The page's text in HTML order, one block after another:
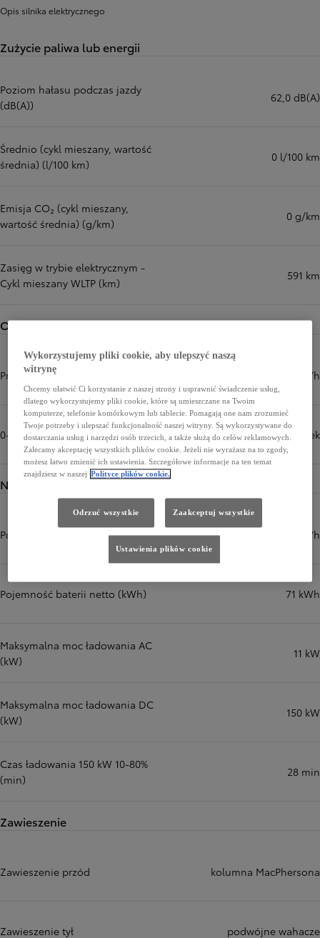
Opis silnika elektrycznego
Zużycie paliwa lub energii
Poziom hałasu podczas jazdy
(dB(A))
62,0 dB(A)
Średnio (cykl mieszany, wartość
średnia) (l/100 km)
0 l/100 km
Emisja CO₂ (cykl mieszany,
wartość średnia) (g/km)
0 g/km
Zasięg w trybie elektrycznym -
Cykl mieszany WLTP (km)
591 km
Osiągi
Prędkość maksymalna (km/h) 160 km/h
0-100 km/h (sek) 7,3 sek
Napęd
Pojemność baterii (kWh) 74,7 kWh
Pojemność baterii netto (kWh) 71 kWh
Maksymalna moc ładowania AC
(kW)
11 kW
Maksymalna moc ładowania DC
(kW)
150 kW
Czas ładowania 150 kW 10-80%
(min)
28 min
Zawieszenie
Zawieszenie przód kolumna MacPhersona
Zawieszenie tył podwójne wahacze
Wykorzystujemy pliki cookie, aby ulepszyć naszą
witrynę
Chcemy ułatwić Ci korzystanie z naszej strony i usprawnić świadczenie usług,
dlatego wykorzystujemy pliki cookie, które są umieszczane na Twoim
komputerze, telefonie komórkowym lub tablecie. Pomagają one nam zrozumieć
Twoje potrzeby i ulepszać funkcjonalność naszej witryny. Są wykorzystywane do
dostarczania usług i narzędzi osób trzecich, a także służą do celów reklamowych.
Zalecamy akceptację wszystkich plików cookie. Jeżeli nie wyrażasz na to zgody,
możesz łatwo zmienić ich ustawienia. Szczegółowe informacje na ten temat
znajdziesz w naszej Polityce plików cookie.
Odrzuć wszystkie Zaakceptuj wszystkie
Ustawienia plików cookie